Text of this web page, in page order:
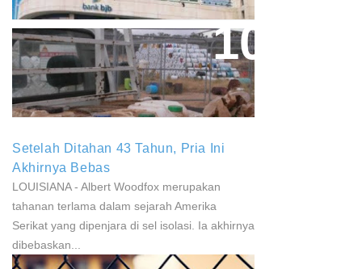
Paparan Pestisida Sebabkan
Parkinson Dan Kanker
Setelah Ditahan 43 Tahun, Pria Ini
Akhirnya Bebas
LOUISIANA - Albert Woodfox merupakan
tahanan terlama dalam sejarah Amerika
Serikat yang dipenjara di sel isolasi. Ia akhirnya
dibebaskan...